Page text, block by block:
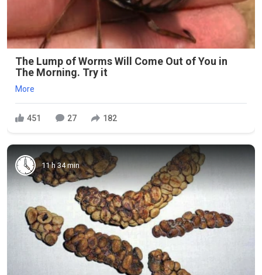
The Lump of Worms Will Come Out of You in
The Morning. Try it
More
451 27 182
11 h 34 min